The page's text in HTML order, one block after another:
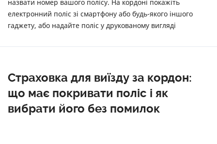
назвати номер вашого полісу. На кордоні покажіть
електронний поліс зі смартфону або будь-якого іншого
гаджету, або надайте поліс у друкованому вигляді
Страховка для виїзду за кордон:
що має покривати поліс і як
вибрати його без помилок